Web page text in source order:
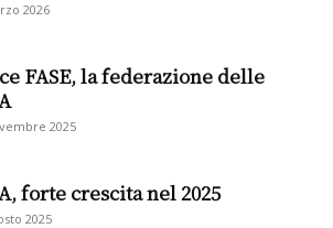
2026
FASE, la federazione delle
2025
forte crescita nel 2025
2025